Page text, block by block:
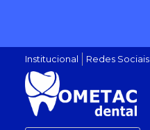
Institucional Redes Sociais